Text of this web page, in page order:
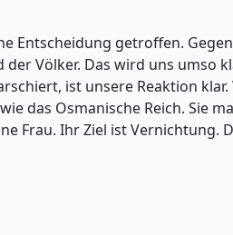
Entscheidung getroffen.
Völker. Das wird uns umso
ist unsere Reaktion
das Osmanische Reich. Sie
Frau. Ihr Ziel ist Vernichtung.